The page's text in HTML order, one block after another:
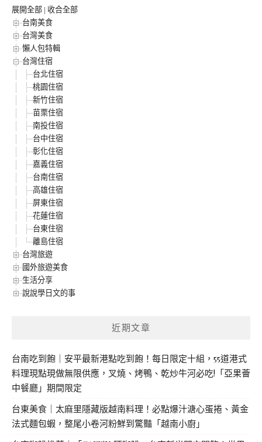
展開全部 | 收合全部
台南美食
台灣美食
懶人包特輯
台灣住宿
台北住宿
桃園住宿
新竹住宿
苗栗住宿
南投住宿
台中住宿
彰化住宿
嘉義住宿
台南住宿
高雄住宿
屏東住宿
花蓮住宿
台東住宿
離島住宿
台灣旅遊
國外旅遊美食
生活分享
說說學日文的事
近期文章
台南吃到飽｜安平最新港點吃到飽！每日限定十組，55道港式
料理現點現做無限供應，叉燒、烤鴨、乾炒牛河必吃!「亞果薈
中餐廳」期間限定
台東美食｜太麻里隱藏版越南料理！必點爆汁溏心蛋捲、黃金
法式麵包蝦，整尾小卷河粉鮮到驚豔「越南小廚」